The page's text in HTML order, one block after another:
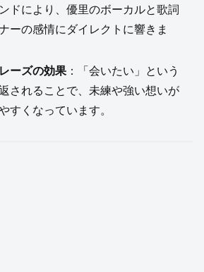
ドにより、優里のボーカルと歌詞
ーの感情にダイレクトに響きま
ーズの効果 ：「会いたい」という
されることで、未練や強い想いが
すくなっています。